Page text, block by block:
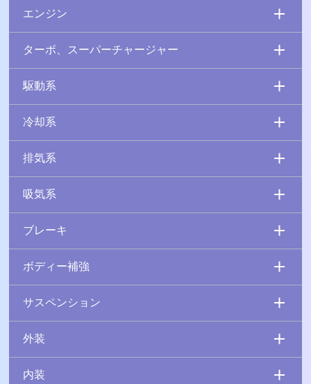
エンジン
ターボ、スーパーチャージャー
駆動系
冷却系
排気系
吸気系
ブレーキ
ボディー補強
サスペンション
外装
内装